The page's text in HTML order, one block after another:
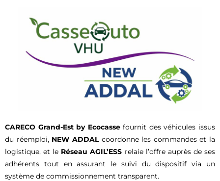
CARECO Grand-Est by Ecocassefournit des véhicules issus
du réemploi, NEW ADDALcoordonne les commandes et la
logistique, et le Réseau AGIL’ESS relaie l’offre auprès de ses
adhérents tout en assurant le suivi du dispositif via un
système de commissionnement transparent.